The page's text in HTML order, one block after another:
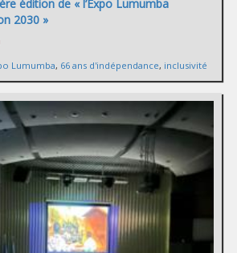
édition de « l’Expo Lumumba
2030 »
Lumumba, 66 ans d'indépendance, inclusivité